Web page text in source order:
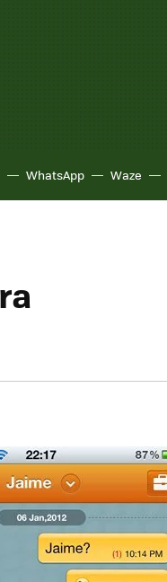
WhatsApp Waze